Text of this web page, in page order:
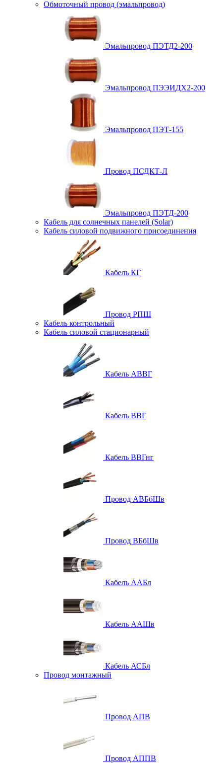
Обмоточный провод (эмальпровод)
Эмальпровод ПЭТД2-200
Эмальпровод ПЭЭИДХ2-200
Эмальпровод ПЭТ-155
Провод ПСДКТ-Л
Эмальпровод ПЭТД-200
Кабель для солнечных панелей (Solar)
Кабель силовой подвижного присоединения
Кабель КГ
Провод РПШ
Кабель контрольный
Кабель силовой стационарный
Кабель АВВГ
Кабель ВВГ
Кабель ВВГнг
Провод АВБбШв
Провод ВБбШв
Кабель ААБл
Кабель ААШв
Кабель АСБл
Провод монтажный
Провод АПВ
Провод АППВ